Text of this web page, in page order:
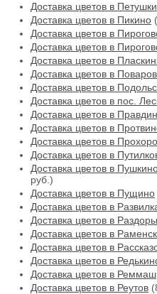
Доставка цветов в Петушки
Доставка цветов в Пикино
Доставка цветов в
Доставка цветов в
Доставка цветов в
Доставка цветов в
Доставка цветов в
Доставка цветов в пос.
Доставка цветов в
Доставка цветов в
Доставка цветов в
Доставка цветов в
Доставка цветов в
руб.)
Доставка цветов в Пущино
Доставка цветов в
Доставка цветов в Раздоры
Доставка цветов в
Доставка цветов в
Доставка цветов в
Доставка цветов в Реммаш
Доставка цветов в Реутов